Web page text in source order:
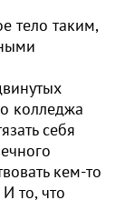
тело таким,
колледжа
себя
кем-то
то, что